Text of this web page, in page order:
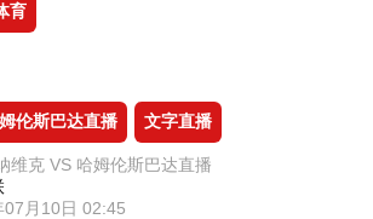
育
伦斯巴达直播 文字直播
维克 VS 哈姆伦斯巴达直播
07月10日 02:45